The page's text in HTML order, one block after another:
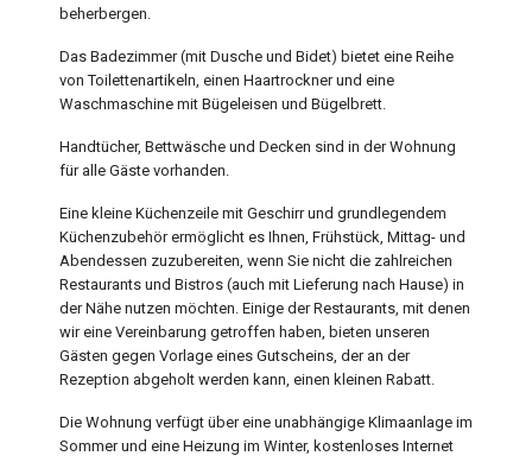
beherbergen.
Das Badezimmer (mit Dusche und Bidet) bietet eine Reihe
von Toilettenartikeln, einen Haartrockner und eine
Waschmaschine mit Bügeleisen und Bügelbrett.
Handtücher, Bettwäsche und Decken sind in der Wohnung
für alle Gäste vorhanden.
Eine kleine Küchenzeile mit Geschirr und grundlegendem
Küchenzubehör ermöglicht es Ihnen, Frühstück, Mittag- und
Abendessen zuzubereiten, wenn Sie nicht die zahlreichen
Restaurants und Bistros (auch mit Lieferung nach Hause) in
der Nähe nutzen möchten. Einige der Restaurants, mit denen
wir eine Vereinbarung getroffen haben, bieten unseren
Gästen gegen Vorlage eines Gutscheins, der an der
Rezeption abgeholt werden kann, einen kleinen Rabatt.
Die Wohnung verfügt über eine unabhängige Klimaanlage im
Sommer und eine Heizung im Winter, kostenloses Internet